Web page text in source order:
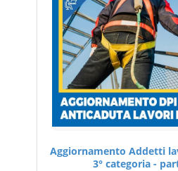
Aggiornamento Addetti
3° categoria -